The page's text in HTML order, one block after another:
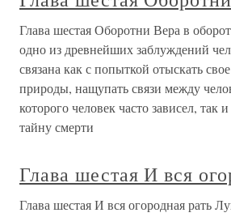
Глава шестая Оборотни Вера в
одно из древнейших заблуждений
связана как с попыткой отыскать
природы, нащупать связи между
которого человек часто зависел, так
тайну смерти
Глава шестая И вся
Глава шестая И вся огородная рать